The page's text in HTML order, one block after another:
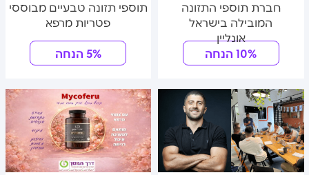
תוספי תזונה טבעיים מבוססי
פטריות מרפא
5% הנחה
חברת תוספי התזונה
המובילה בישראל
אונליין
10% הנחה